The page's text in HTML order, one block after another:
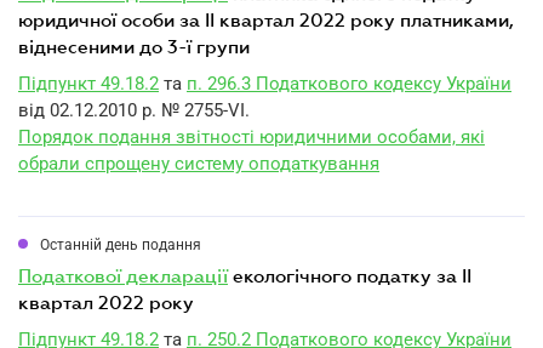
юридичної особи за II квартал 2022 року платниками,
віднесеними до 3-ї групи
Підпункт 49.18.2 та п. 296.3 Податкового кодексу України
від 02.12.2010 р. № 2755-VI.
Порядок подання звітності юридичними особами, які
обрали спрощену систему оподаткування
Останній день подання
податкової декларації екологічного податку за II
квартал 2022 року
Підпункт 49.18.2 та п. 250.2 Податкового кодексу України